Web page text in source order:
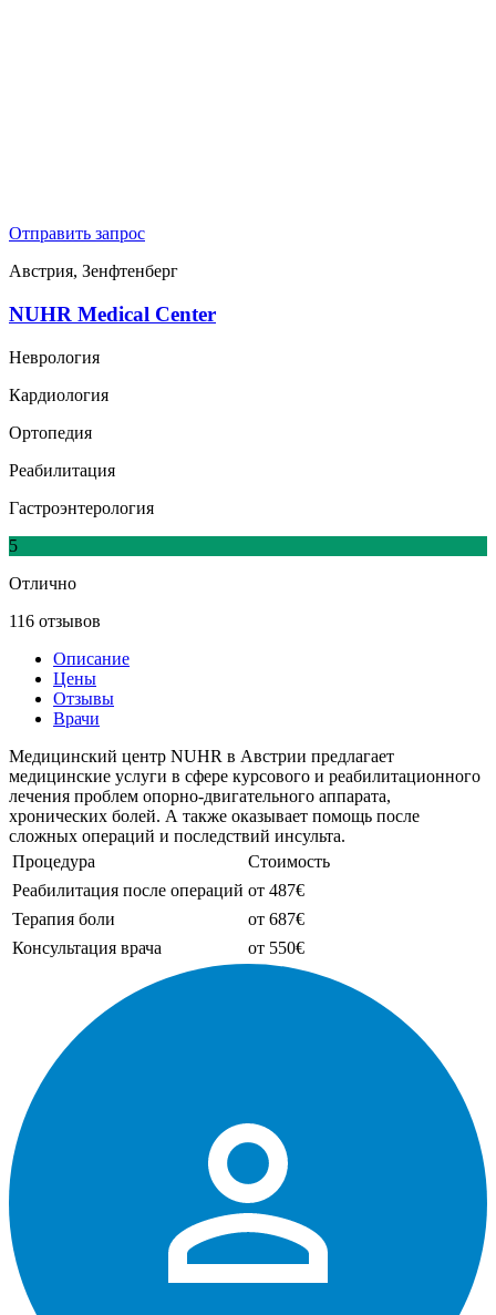
Отправить запрос
Австрия, Зенфтенберг
NUHR Medical Center
Неврология
Кардиология
Ортопедия
Реабилитация
Гастроэнтерология
5
Отлично
116 отзывов
Описание
Цены
Отзывы
Врачи
Медицинский центр NUHR в Австрии предлагает
медицинские услуги в сфере курсового и реабилитационного
лечения проблем опорно-двигательного аппарата,
хронических болей. А также оказывает помощь после
сложных операций и последствий инсульта.
Процедура
Стоимость
Реабилитация после операций от 487€
Терапия боли
от 687€
Консультация врача
от 550€